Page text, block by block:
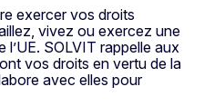
exercer vos droits
vivez ou exercez une
SOLVIT rappelle aux
vos droits en vertu de la
avec elles pour